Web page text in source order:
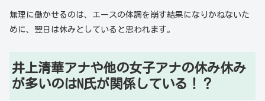
無理に働かせるのは、エースの体調を崩す結果になりかねないた
めに、翌日は休みとしていると思われます。
井上清華アナや他の女子アナの休み休み
が多いのはN氏が関係している！？